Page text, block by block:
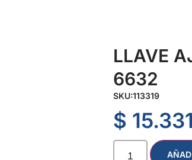
LLAVE
6632
SKU:113319
$